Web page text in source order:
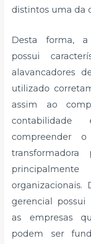
distintos uma da
Desta forma, a
possui
alavancadores
utilizado
assim ao
compreender
organizacionais.
gerencial
as empresas
podem ser